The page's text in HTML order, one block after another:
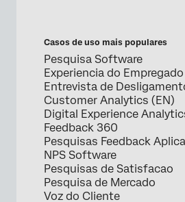
Casos de uso mais populares
Pesquisa Software
Experiencia do Empregado
Entrevista de
Customer Analytics (EN)
Digital Experience
Feedback 360
Pesquisas Feedback
NPS Software
Pesquisas de Satisfacao
Pesquisa de Mercado
Voz do Cliente